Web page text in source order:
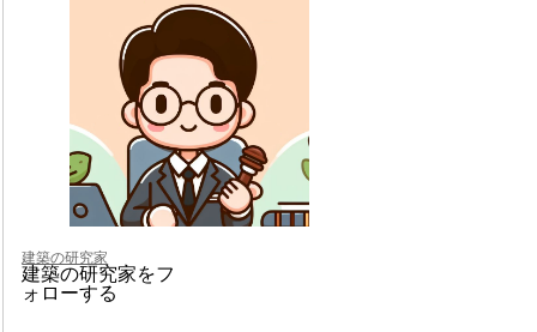
建築の研究家
建築の研究家をフ
ォローする